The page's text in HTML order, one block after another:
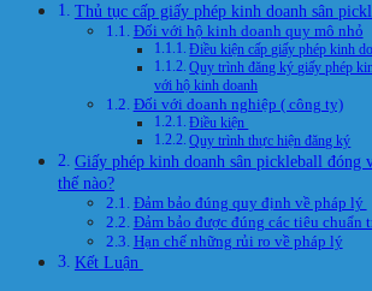
Thủ tục cấp giấy phép kinh doanh sân
Đối với hộ kinh doanh quy mô nhỏ
Điều kiện cấp giấy phép kinh
Quy trình đăng ký giấy phép
với hộ kinh doanh
Đối với doanh nghiệp ( công ty)
Điều kiện
Quy trình thực hiện đăng ký
Giấy phép kinh doanh sân pickleball đóng
thế nào?
Đảm bảo đúng quy định về pháp lý
Đảm bảo được đúng các tiêu chuẩn
Hạn chế những rủi ro về pháp lý
Kết Luận